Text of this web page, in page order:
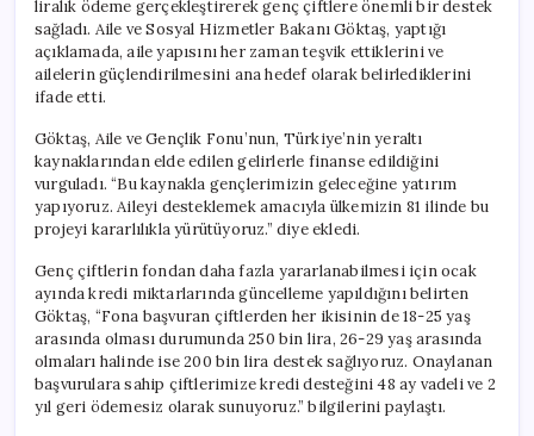
1
Milyar
228
Milyon
Yapıldı
için
liralık ödeme gerçekleştirerek genç çiftlere önemli bir destek
sağladı. Aile ve Sosyal Hizmetler Bakanı Göktaş, yaptığı
açıklamada, aile yapısını her zaman teşvik ettiklerini ve
ailelerin güçlendirilmesini ana hedef olarak belirlediklerini
ifade etti.
Göktaş, Aile ve Gençlik Fonu’nun, Türkiye’nin yeraltı
kaynaklarından elde edilen gelirlerle finanse edildiğini
vurguladı. “Bu kaynakla gençlerimizin geleceğine yatırım
yapıyoruz. Aileyi desteklemek amacıyla ülkemizin 81 ilinde bu
projeyi kararlılıkla yürütüyoruz.” diye ekledi.
Genç çiftlerin fondan daha fazla yararlanabilmesi için ocak
ayında kredi miktarlarında güncelleme yapıldığını belirten
Göktaş, “Fona başvuran çiftlerden her ikisinin de 18-25 yaş
arasında olması durumunda 250 bin lira, 26-29 yaş arasında
olmaları halinde ise 200 bin lira destek sağlıyoruz. Onaylanan
başvurulara sahip çiftlerimize kredi desteğini 48 ay vadeli ve 2
yıl geri ödemesiz olarak sunuyoruz.” bilgilerini paylaştı.